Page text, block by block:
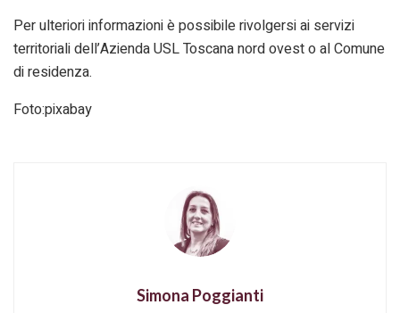
Per ulteriori informazioni è possibile rivolgersi ai servizi
territoriali dell’Azienda USL Toscana nord ovest o al Comune
di residenza.
Foto:pixabay
Simona Poggianti